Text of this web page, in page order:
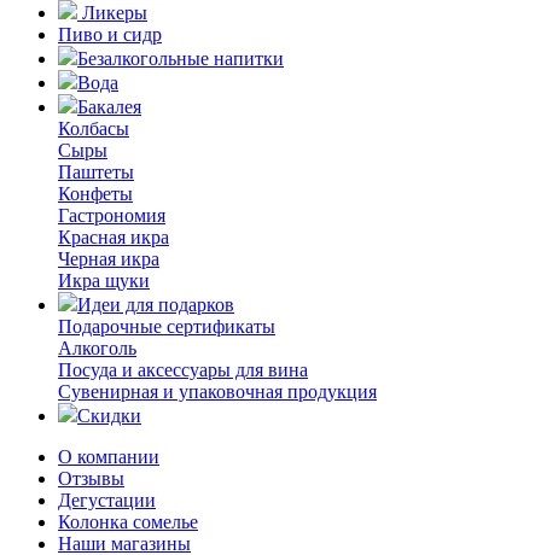
Ликеры
Пиво и сидр
Безалкогольные напитки
Вода
Бакалея
Колбасы
Сыры
Паштеты
Конфеты
Гастрономия
Красная икра
Черная икра
Икра щуки
Идеи для подарков
Подарочные сертификаты
Алкоголь
Посуда и аксессуары для вина
Сувенирная и упаковочная продукция
Скидки
О компании
Отзывы
Дегустации
Колонка сомелье
Наши магазины